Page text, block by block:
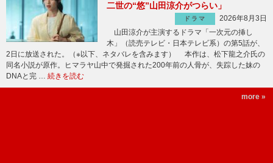
二世の“悠”山田涼介がつらい」
ドラマ
2026年8月3日
山田涼介が主演するドラマ「一次元の挿し
木」（読売テレビ・日本テレビ系）の第5話が、
2日に放送された。（※以下、ネタバレを含みます） 本作は、松下龍之介氏の
同名小説が原作。ヒマラヤ山中で発掘された200年前の人骨が、失踪した妹の
DNAと完 … 続きを読む
more »